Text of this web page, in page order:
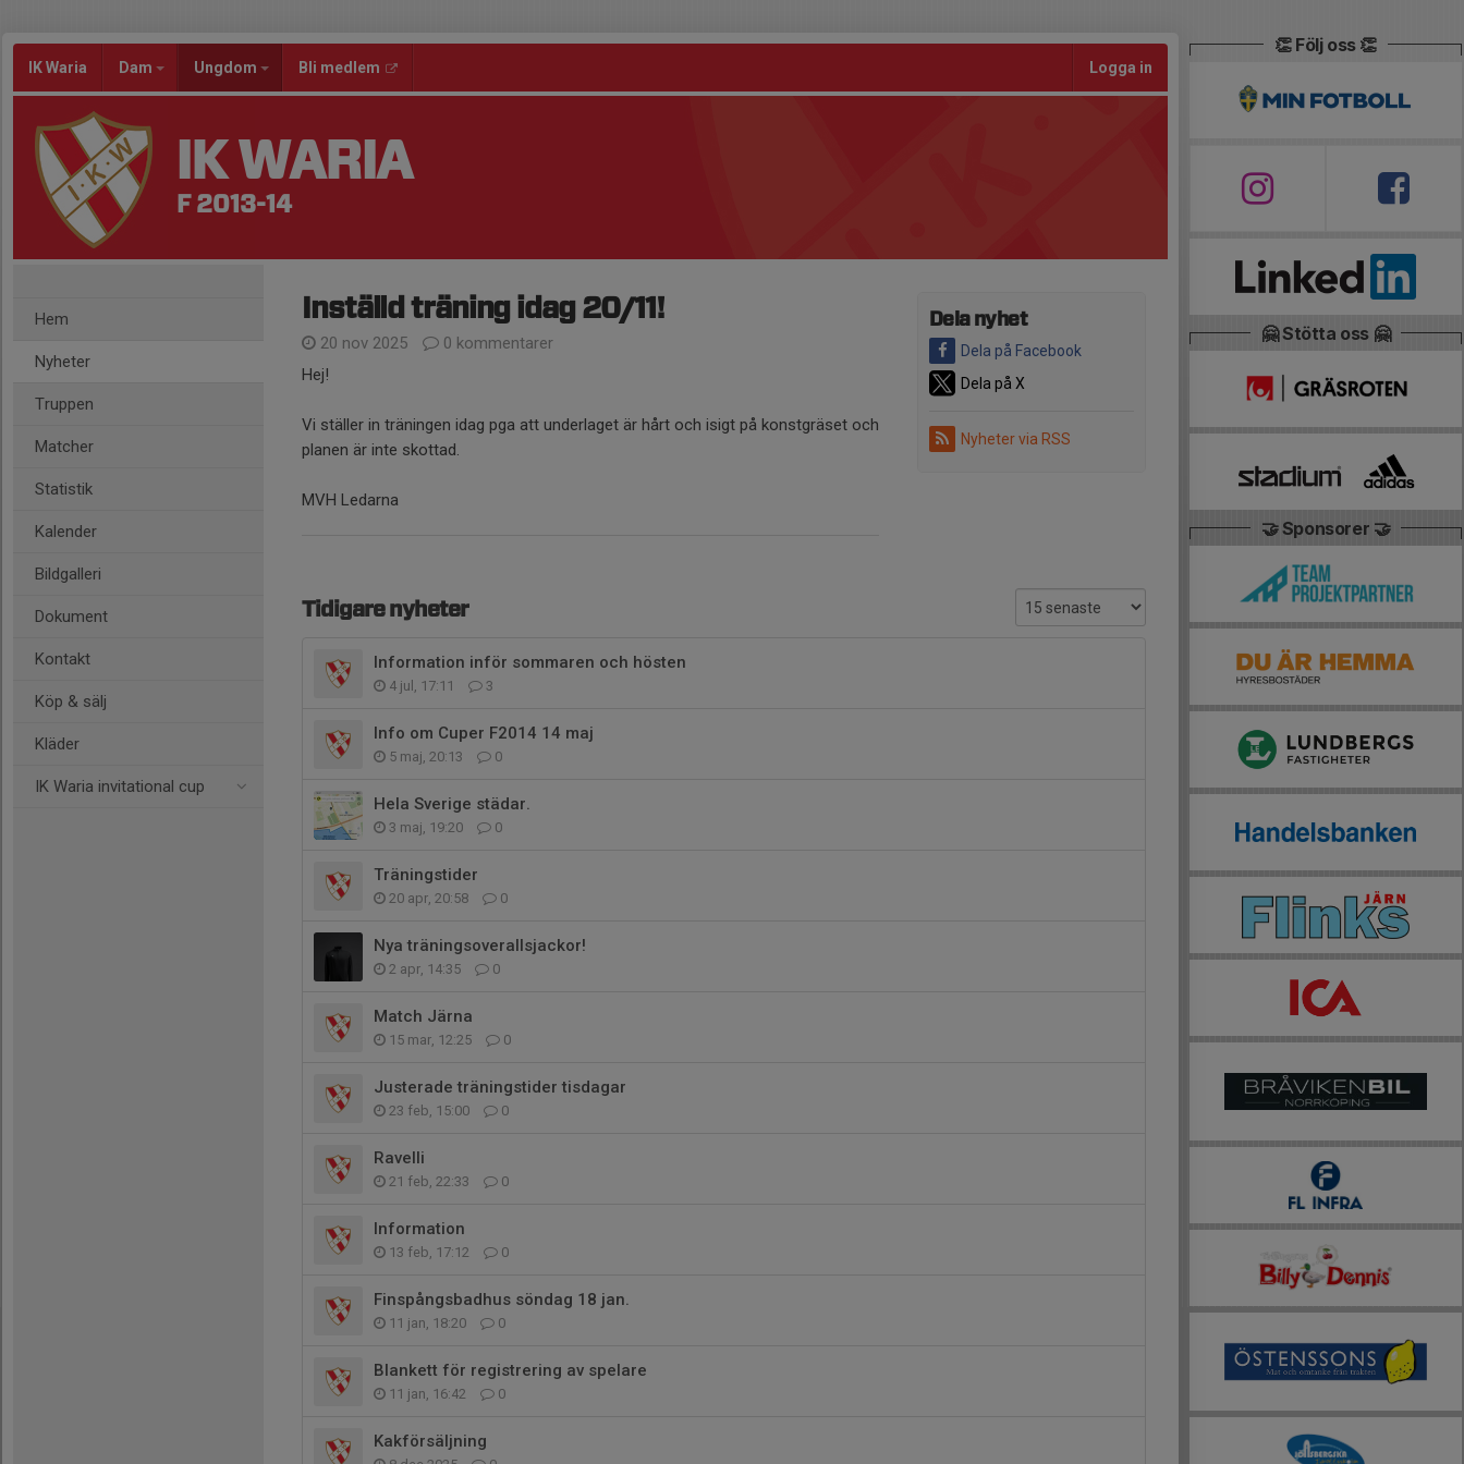
IK Waria Dam Ungdom Bli medlem Logga in
IK WARIA
F 2013-14
Hem
Nyheter
Truppen
Matcher
Statistik
Kalender
Bildgalleri
Dokument
Kontakt
Köp & sälj
Kläder
IK Waria invitational cup
Dela nyhet
Dela på Facebook
Dela på X
Nyheter via RSS
Inställd träning idag 20/11!
20 nov 2025
0 kommentarer
Hej!
Vi ställer in träningen idag pga att underlaget är hårt och isigt på konstgräset och
planen är inte skottad.
MVH Ledarna
Tidigare nyheter
Information inför sommaren och hösten
4 jul, 17:11 3
Info om Cuper F2014 14 maj
5 maj, 20:13 0
Hela Sverige städar.
3 maj, 19:20 0
Träningstider
20 apr, 20:58 0
Nya träningsoverallsjackor!
2 apr, 14:35 0
Match Järna
15 mar, 12:25 0
Justerade träningstider tisdagar
23 feb, 15:00 0
Ravelli
21 feb, 22:33 0
Information
13 feb, 17:12 0
Finspångsbadhus söndag 18 jan.
11 jan, 18:20 0
Blankett för registrering av spelare
11 jan, 16:42 0
Kakförsäljning
👏 Följ oss 👏
🤗 Stötta oss 🤗
🤝 Sponsorer 🤝